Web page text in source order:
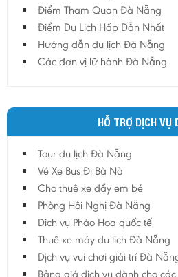
Hải Dương
Hải Phòng
Hưng Yên
Lào Cai
Lâm Đồng
Lai Châu
Lạng Sơn
Long An
Nam Định
Nghệ An
Điểm Tham Quan Đà Nẵng
Điểm Du Lịch Hấp Dẫn Nhất
Hướng dẫn du lịch Đà Nẵng
Các đơn vị lữ hành Đà Nẵng
HỖ TRỢ DỊCH VỤ
Tour du lịch Đà Nẵng
Vé Xe Bus Đi Bà Nà
Cho thuê xe đẩy em bé
Phòng Hội Nghị Đà Nẵng
Dich vụ Pháo Hoa quốc tế
Thuê xe máy du lich Đà Nẵng
Dịch vụ vui chơi giải trí Đà
Bảng giá dịch vụ dành cho